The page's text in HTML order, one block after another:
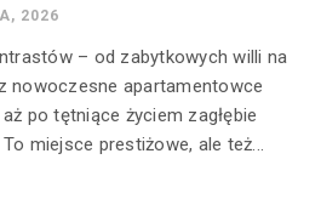
2026
– od zabytkowych willi na
nowoczesne apartamentowce
po tętniące życiem zagłębie
miejsce prestiżowe, ale też...